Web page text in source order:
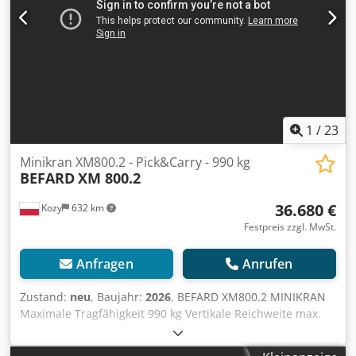
Endlosdrehender Oberwagen • Funksteuerung mit
Darstellung der Arbeitsbereiche und Abstützweite • Zwei
Betriebs- und Fahrmodi • Überlastschutzsystem •
1 /23
Kozy 632 km
Minikran XM800.2 - Pick&Carry - 990 kg
BEFARDXM 800.2
36.680 €
Festpreis zzgl. MwSt.
Anfragen Anrufen
Zustand: neu, Baujahr: 2026, BEFARD XM800.2 MINIKRAN
Maximale Tragfähigkeit 990 kg Vertikale Reichweite max.
6,85 m – 800 kg Tragkraftmodell verfügbar – niedrigerer
Preis Standardausrüstung: • vollständige Fernsteuerung –